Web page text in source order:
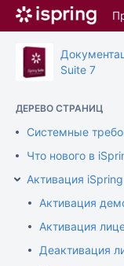
Перейти
содержимому
Suite 7
ДЕРЕВО СТРАНИЦ
Системные
Что нового в
Активация
Активация
Активация
Деактивация